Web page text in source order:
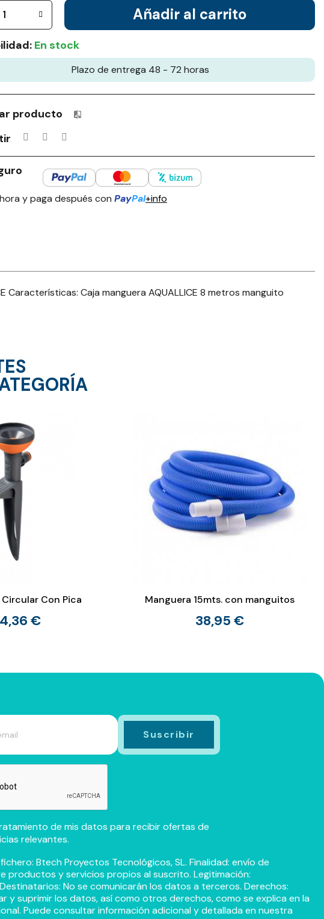
Añadir al carrito
En stock
Plazo de entrega 48 - 72 horas
producto Productos incluidos en tu lista de comparación: 0 / 4
y paga después con PayPal+info
Características: Caja manguera AQUALLICE 8 metros manguito
Con Pica
4,36 €
Manguera 15mts. con manguitos
38,95 €
de mis datos para recibir ofertas de
relevantes.
Btech Proyectos Tecnológicos, SL. Finalidad: envío de
productos y servicios propios al suscrito. Legitimación:
No se comunicarán los datos a terceros. Derechos:
y suprimir los datos, así como otros derechos, como se explica en la
Puede consultar información adicional y detallada en nuestra